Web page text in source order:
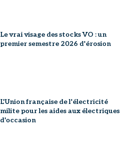
Le vrai visage des stocks VO : un
premier semestre 2026 d'érosion
L'Union française de l'électricité
milite pour les aides aux électriques
d'occasion